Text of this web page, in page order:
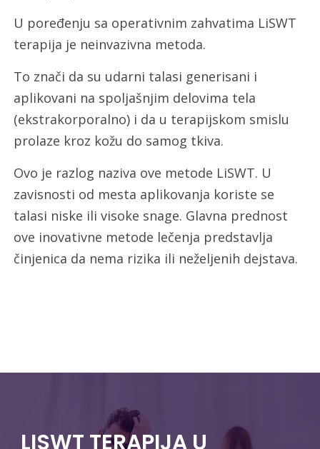
U poređenju sa operativnim zahvatima LiSWT
terapija je neinvazivna metoda.
To znači da su udarni talasi generisani i
aplikovani na spoljašnjim delovima tela
(ekstrakorporalno) i da u terapijskom smislu
prolaze kroz kožu do samog tkiva.
Ovo je razlog naziva ove metode LiSWT. U
zavisnosti od mesta aplikovanja koriste se
talasi niske ili visoke snage. Glavna prednost
ove inovativne metode lečenja predstavlja
činjenica da nema rizika ili neželjenih dejstava.
LISWT TERAPIJA U